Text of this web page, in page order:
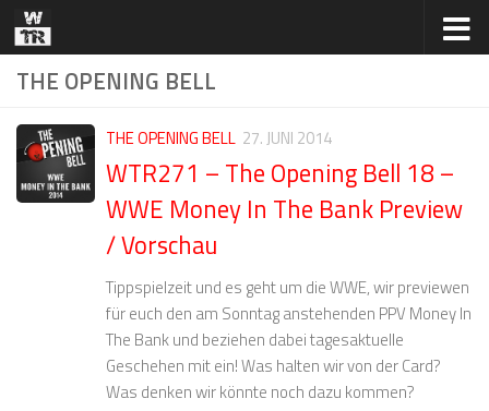
Zum Inhalt springen
THE OPENING BELL
THE OPENING BELL 27. JUNI 2014
WTR271 – The Opening Bell 18 –
WWE Money In The Bank Preview
/ Vorschau
Tippspielzeit und es geht um die WWE, wir previewen
für euch den am Sonntag anstehenden PPV Money In
The Bank und beziehen dabei tagesaktuelle
Geschehen mit ein! Was halten wir von der Card?
Was denken wir könnte noch dazu kommen?